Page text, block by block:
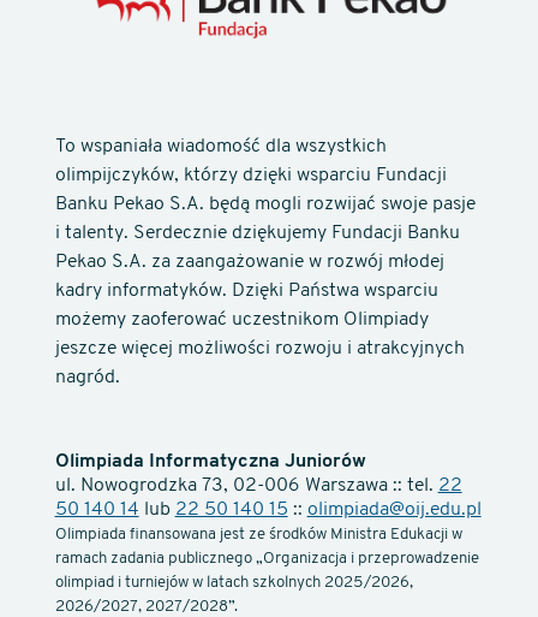
To wspaniała wiadomość dla wszystkich
olimpijczyków, którzy dzięki wsparciu Fundacji
Banku Pekao S.A. będą mogli rozwijać swoje pasje
i talenty. Serdecznie dziękujemy Fundacji Banku
Pekao S.A. za zaangażowanie w rozwój młodej
kadry informatyków. Dzięki Państwa wsparciu
możemy zaoferować uczestnikom Olimpiady
jeszcze więcej możliwości rozwoju i atrakcyjnych
nagród.
Olimpiada Informatyczna Juniorów
ul. Nowogrodzka 73, 02-006 Warszawa :: tel. 22
50 140 14 lub 22 50 140 15 :: olimpiada@oij.edu.pl
Olimpiada finansowana jest ze środków Ministra Edukacji w
ramach zadania publicznego „Organizacja i przeprowadzenie
olimpiad i turniejów w latach szkolnych 2025/2026,
2026/2027, 2027/2028”.